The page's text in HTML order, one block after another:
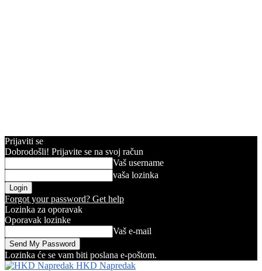
Prijaviti se
Dobrodošli! Prijavite se na svoj račun
Vaš username
vaša lozinka
Forgot your password? Get help
Lozinka za oporavak
Oporavak lozinke
Vaš e-mail
Lozinka će se vam biti poslana e-poštom.
HKD Napredak